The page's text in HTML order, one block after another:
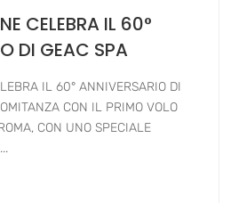
CELEBRA IL 60°
DI GEAC SPA
IL 60° ANNIVERSARIO DI
CON IL PRIMO VOLO
CON UNO SPECIALE